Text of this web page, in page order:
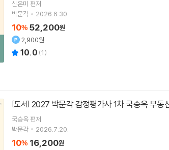
신은미 편저
박문각
2026.6.30.
10% 52,200원
2,900원
10.0 (1)
[도서] 2027 박문각 감정평가사 1차 국승옥 부동
국승옥 편저
박문각
2026.7.20.
10% 16,200원